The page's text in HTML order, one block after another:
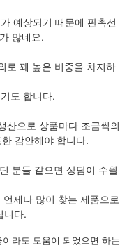
예상되기 때문에 판촉선
많네요.
로 꽤 높은 비중을 차지하
도 합니다.
산으로 상품마다 조금씩의
감안해야 합니다.
분들 같으면 상담이 수월
제나 많이 찾는 제품으로
니다.
라도 도움이 되었으면 하는